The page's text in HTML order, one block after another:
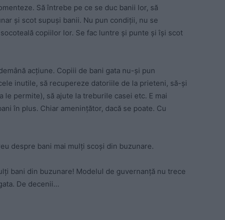
Să întrebe pe ce se duc banii lor, să
și scot supuși banii. Nu pun condiții, nu se
copiilor lor. Se fac luntre și punte și își scot
acțiune. Copiii de bani gata nu-și pun
inutile, să recupereze datoriile de la prieteni, să-și
le permite), să ajute la treburile casei etc. E mai
în plus. Chiar amenințător, dacă se poate. Cu
despre bani mai mulți scoși din buzunare.
bani din buzunare! Modelul de guvernanță nu trece
De decenii…